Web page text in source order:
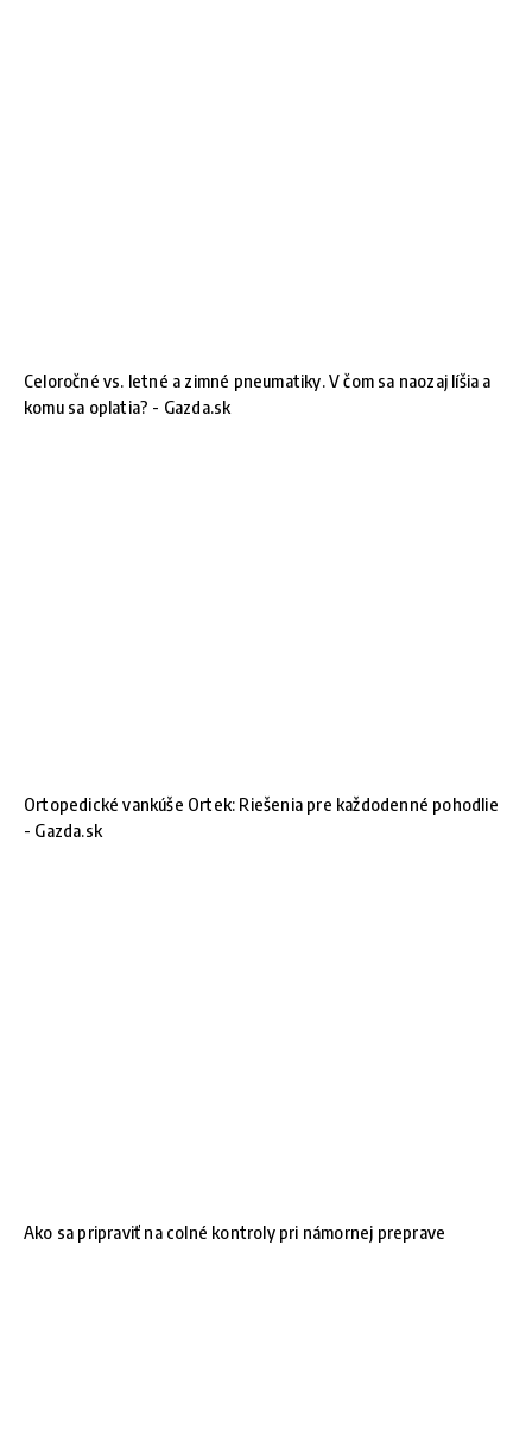
Celoročné vs. letné a zimné pneumatiky. V čom sa naozaj líšia a
komu sa oplatia? - Gazda.sk
Ortopedické vankúše Ortek: Riešenia pre každodenné pohodlie
- Gazda.sk
Ako sa pripraviť na colné kontroly pri námornej preprave